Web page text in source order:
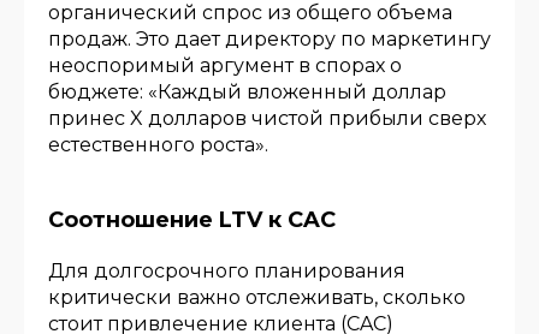
органический спрос из общего объема
продаж. Это дает директору по маркетингу
неоспоримый аргумент в спорах о
бюджете: «Каждый вложенный доллар
принес X долларов чистой прибыли сверх
естественного роста».
Соотношение LTV к CAC
Для долгосрочного планирования
критически важно отслеживать, сколько
стоит привлечение клиента (CAC)